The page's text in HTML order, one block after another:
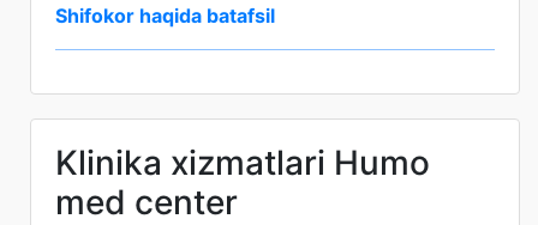
Shifokor haqida batafsil
Klinika xizmatlari Humo
med center